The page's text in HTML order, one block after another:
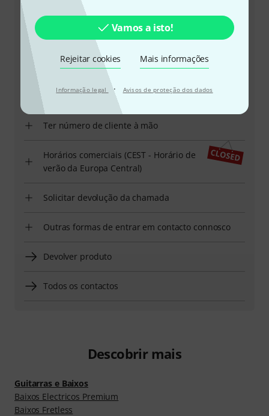
Vamos a isto!
Rejeitar cookies Mais informações
Informação legal · Avisos de proteção dos dados
+49-9546-9223-645
A nossa equipa de apoio ao cliente está aqui para o
ajudar com quaisquer questões ou problemas
Ter número de cliente à mão
Horários comerciais (CEST - Horário de
verão da Europa Central)
Solicitar devolução da chamada
Outras formas de entrar em contacto connosco
Devolver produto
Todos os contactos
Descobrir mais
Guitarras e Baixos
Baixos Electricos Premium
Baixos Fretless